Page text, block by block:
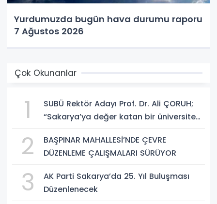
Yurdumuzda bugün hava durumu raporu
7 Ağustos 2026
Çok Okunanlar
1
SUBÜ Rektör Adayı Prof. Dr. Ali ÇORUH;
“Sakarya’ya değer katan bir üniversite
2
BAŞPINAR MAHALLESİ’NDE ÇEVRE
DÜZENLEME ÇALIŞMALARI SÜRÜYOR
3
AK Parti Sakarya’da 25. Yıl Buluşması
Düzenlenecek